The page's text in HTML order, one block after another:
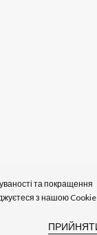
та покращення
з нашою Cookie